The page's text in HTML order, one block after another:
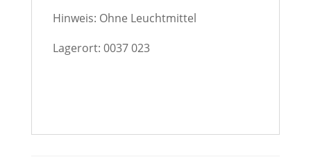
Hinweis: Ohne Leuchtmittel
Lagerort: 0037 023